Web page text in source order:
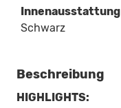
Innenausstattung
Schwarz
Beschreibung
HIGHLIGHTS: